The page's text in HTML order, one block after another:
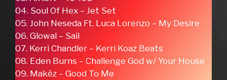
04. Soul Of Hex – Jet Set
05. John Neseda Ft. Luca Lorenzo – My Desire
06. Glowal – Sail
07. Kerri Chandler – Kerri Koaz Beats
08. Eden Burns – Challenge God w/ Your House
09. Makéz – Good To Me